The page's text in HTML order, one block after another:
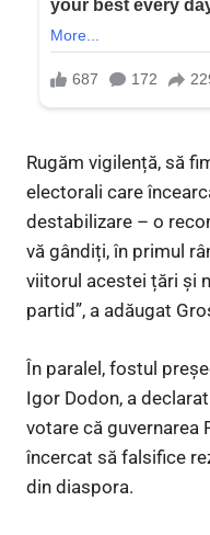
Rugăm vigilență, să
electorali care
destabilizare – o
vă gândiți, în primul
viitorul acestei țări și
partid”, a adăugat
În paralel, fostul
Igor Dodon, a
votare că guvernarea
încercat să falsifice
din diaspora.